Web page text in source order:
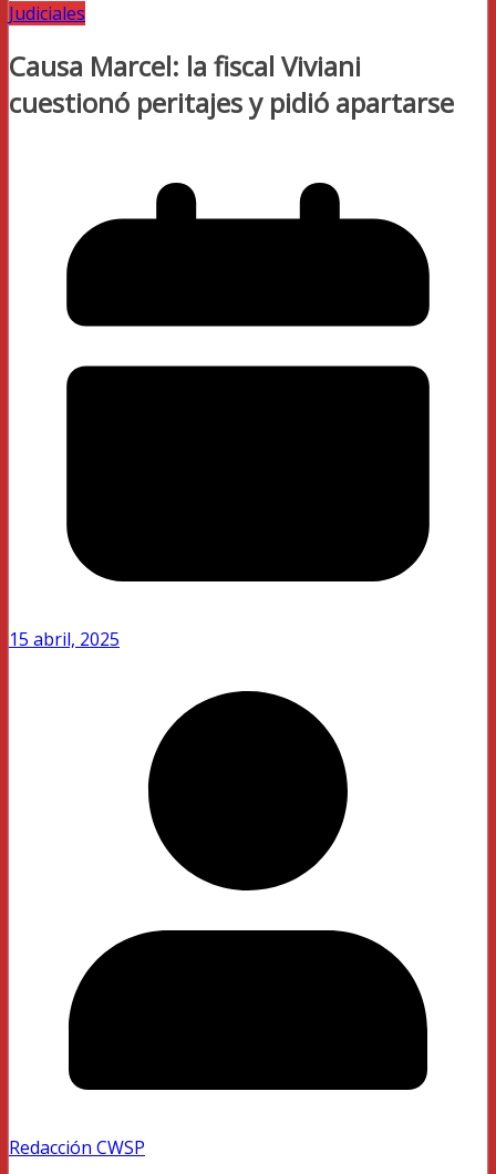
Judiciales
Causa Marcel: la fiscal Viviani
cuestionó peritajes y pidió apartarse
15 abril, 2025
Redacción CWSP